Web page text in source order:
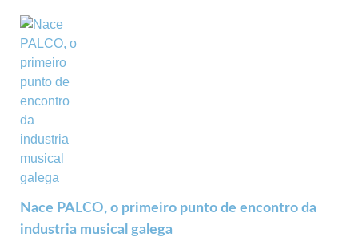
Nace PALCO, o primeiro punto de encontro da
industria musical galega